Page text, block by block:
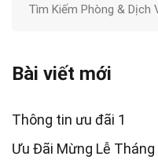
Bài viết mới
Thông tin ưu đãi 1
Ưu Đãi Mừng Lễ Tháng